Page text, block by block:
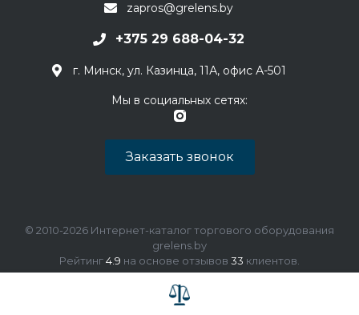
zapros@grelens.by
+375 29 688-04-32
г. Минск, ул. Казинца, 11А, офис А-501
Мы в социальных сетях:
Заказать звонок
© 2010-2026 Интернет-каталог торгового оборудования
grelens.by
Рейтинг4.9 на основе отзывов 33 клиентов.